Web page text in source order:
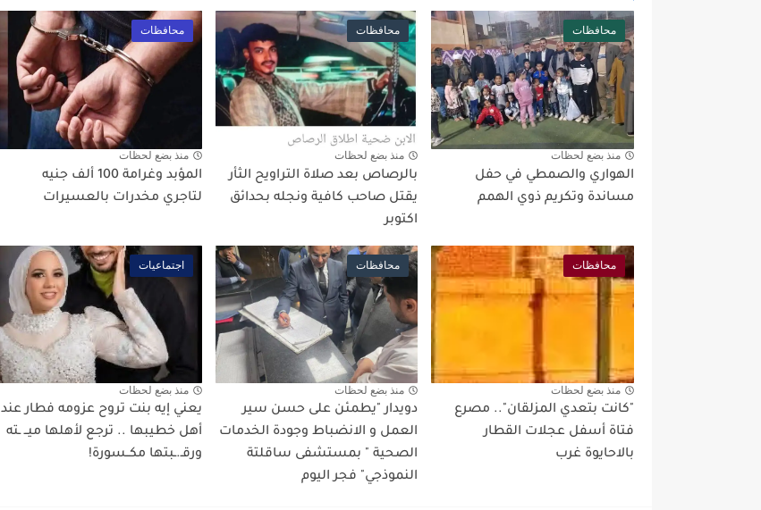
محافظات
منذ بضع لحظات
الهواري والصمطي في حفل
مساندة وتكريم ذوي الهمم
محافظات
منذ بضع لحظات
بالرصاص بعد صلاة التراويح الثأر
يقتل صاحب كافية ونجله بحدائق
اكتوبر
محافظات
منذ بضع لحظات
المؤبد وغرامة 100 ألف جنيه
لتاجري مخدرات بالعسيرات
محافظات
منذ بضع لحظات
"كانت بتعدي المزلقان".. مصرع
فتاة أسفل عجلات القطار
بالاحايوة غرب
محافظات
منذ بضع لحظات
دويدار "يطمئن على حسن سير
العمل و الانضباط وجودة الخدمات
الصحية " بمستشفى ساقلتة
النموذجي" فجر اليوم
اجتماعيات
منذ بضع لحظات
يعني إيه بنت تروح عزومه فطار عند
أهل خطيبها .. ترجع لأهلها ميــ ـته
ورقـ.ـبتها مكــسورة!